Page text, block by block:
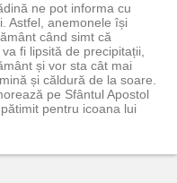
ne pot informa cu
Astfel, anemonele își
când simt că
fi lipsită de precipitații,
și vor sta cât mai
și căldură de la soare.
pe Sfântul Apostol
pentru icoana lui